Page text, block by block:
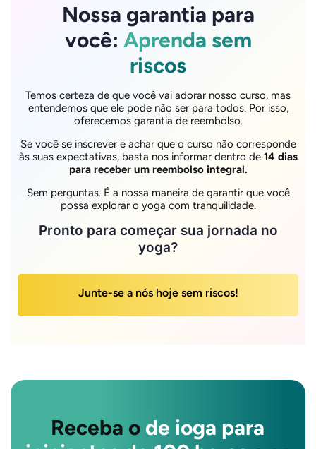
Nossa garantia para
você: Aprenda sem
riscos
Temos certeza de que você vai adorar nosso curso, mas
entendemos que ele pode não ser para todos. Por isso,
oferecemos garantia de reembolso.
Se você se inscrever e achar que o curso não corresponde
às suas expectativas, basta nos informar dentro de 14 dias
para receber um reembolso integral.
Sem perguntas. É a nossa maneira de garantir que você
possa explorar o yoga com tranquilidade.
Pronto para começar sua jornada no
yoga?
Junte-se a nós hoje sem riscos!
Receba o de ioga para